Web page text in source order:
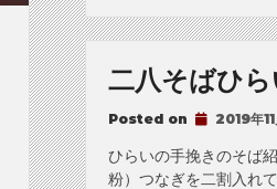
な
れ
挽
も
り
（十
二八そばひ
Posted on 2019年11
ひらいの手挽きのそば
粉）つなぎを二割入れ